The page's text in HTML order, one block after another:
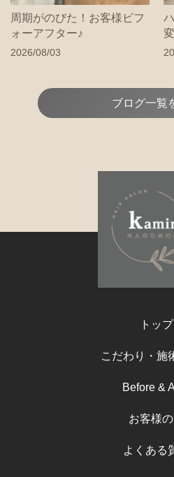
周期がのびた！お客様ビフ
ォーアフター♪
2026/08/03
ブログ一覧
トップ
こだわり・施
Before &
お客様
よくある